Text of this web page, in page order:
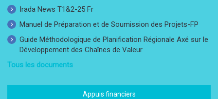
Irada News T1&2-25 Fr
Manuel de Préparation et de Soumission des Projets-FP
Guide Méthodologique de Planification Régionale Axé sur le
Développement des Chaînes de Valeur
Tous les documents
Appuis financiers